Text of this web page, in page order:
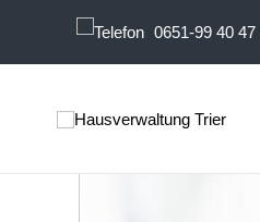
0651-99 40 47